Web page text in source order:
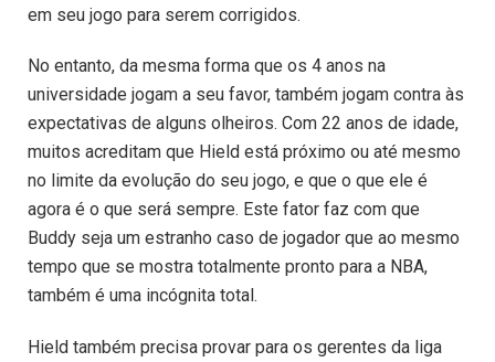
em seu jogo para serem corrigidos.
No entanto, da mesma forma que os 4 anos na
universidade jogam a seu favor, também jogam contra às
expectativas de alguns olheiros. Com 22 anos de idade,
muitos acreditam que Hield está próximo ou até mesmo
no limite da evolução do seu jogo, e que o que ele é
agora é o que será sempre. Este fator faz com que
Buddy seja um estranho caso de jogador que ao mesmo
tempo que se mostra totalmente pronto para a NBA,
também é uma incógnita total.
Hield também precisa provar para os gerentes da liga